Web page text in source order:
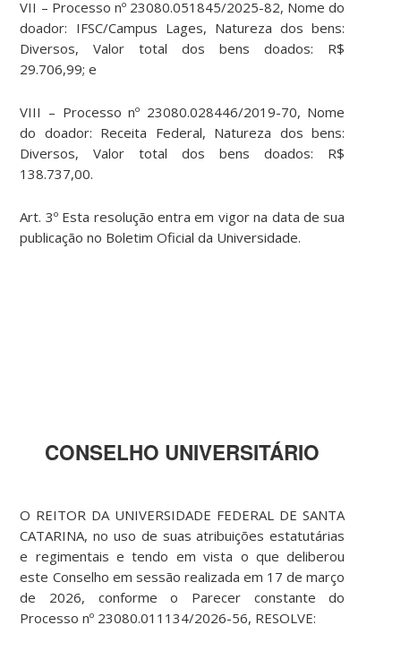
VII – Processo nº 23080.051845/2025-82, Nome do
doador: IFSC/Campus Lages, Natureza dos bens:
Diversos, Valor total dos bens doados: R$
29.706,99; e
VIII – Processo nº 23080.028446/2019-70, Nome
do doador: Receita Federal, Natureza dos bens:
Diversos, Valor total dos bens doados: R$
138.737,00.
Art. 3º Esta resolução entra em vigor na data de sua
publicação no Boletim Oficial da Universidade.
CONSELHO UNIVERSITÁRIO
O REITOR DA UNIVERSIDADE FEDERAL DE SANTA
CATARINA, no uso de suas atribuições estatutárias
e regimentais e tendo em vista o que deliberou
este Conselho em sessão realizada em 17 de março
de 2026, conforme o Parecer constante do
Processo nº 23080.011134/2026-56, RESOLVE: